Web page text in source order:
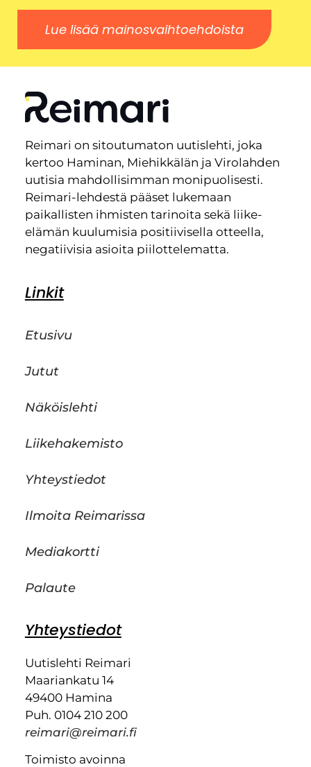
Lue lisää mainosvaihtoehdoista
Reimari on sitoutumaton uutislehti, joka
kertoo Haminan, Miehikkälän ja Virolahden
uutisia mahdollisimman monipuolisesti.
Reimari-lehdestä pääset lukemaan
paikallisten ihmisten tarinoita sekä liike-
elämän kuulumisia positiivisella otteella,
negatiivisia asioita piilottelematta.
Linkit
Etusivu
Jutut
Näköislehti
Liikehakemisto
Yhteystiedot
Ilmoita Reimarissa
Mediakortti
Palaute
Yhteystiedot
Uutislehti Reimari
Maariankatu 14
49400 Hamina
Puh. 0104 210 200
reimari@reimari.fi
Toimisto avoinna